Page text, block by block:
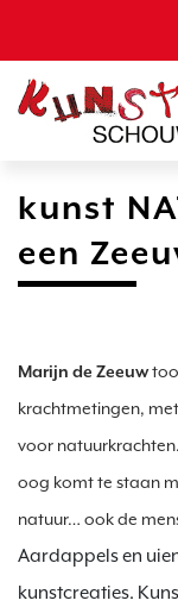
kunst
een
Marijn de Zeeuw
krachtmetingen,
voor
oog komt te staan
Aardappels en
kunstcreaties.